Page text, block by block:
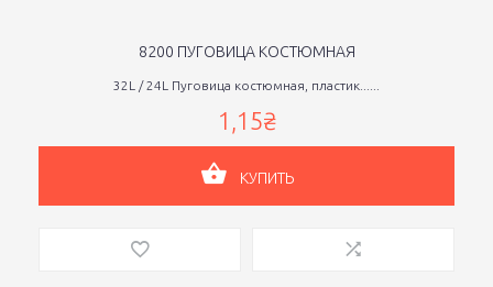
8200 ПУГОВИЦА КОСТЮМНАЯ
32L / 24L Пуговица костюмная, пластик......
1,15₴
КУПИТЬ